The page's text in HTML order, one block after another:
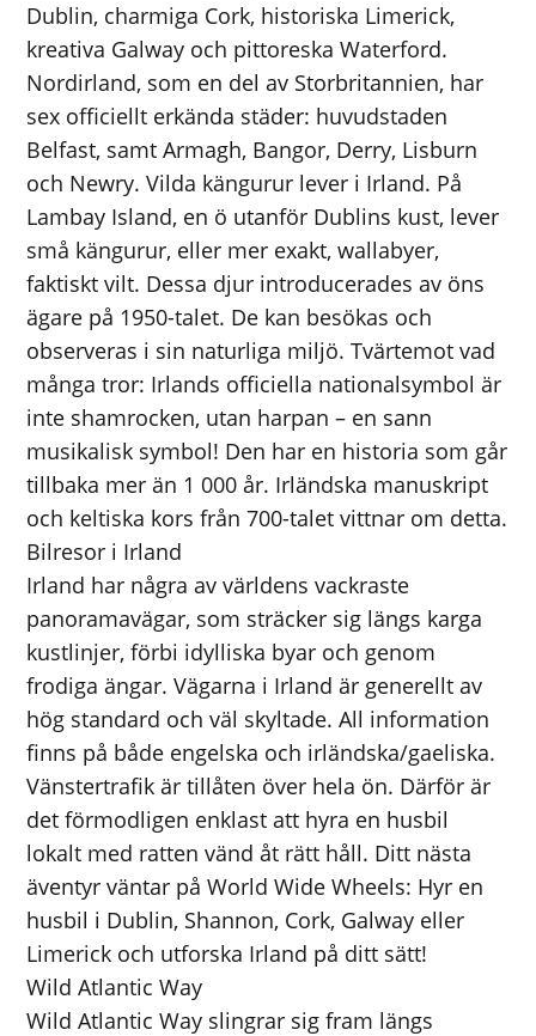
Dublin, charmiga Cork, historiska Limerick,
kreativa Galway och pittoreska Waterford.
Nordirland, som en del av Storbritannien, har
sex officiellt erkända städer: huvudstaden
Belfast, samt Armagh, Bangor, Derry, Lisburn
och Newry. Vilda kängurur lever i Irland. På
Lambay Island, en ö utanför Dublins kust, lever
små kängurur, eller mer exakt, wallabyer,
faktiskt vilt. Dessa djur introducerades av öns
ägare på 1950-talet. De kan besökas och
observeras i sin naturliga miljö. Tvärtemot vad
många tror: Irlands officiella nationalsymbol är
inte shamrocken, utan harpan – en sann
musikalisk symbol! Den har en historia som går
tillbaka mer än 1 000 år. Irländska manuskript
och keltiska kors från 700-talet vittnar om detta.
Bilresor i Irland
Irland har några av världens vackraste
panoramavägar, som sträcker sig längs karga
kustlinjer, förbi idylliska byar och genom
frodiga ängar. Vägarna i Irland är generellt av
hög standard och väl skyltade. All information
finns på både engelska och irländska/gaeliska.
Vänstertrafik är tillåten över hela ön. Därför är
det förmodligen enklast att hyra en husbil
lokalt med ratten vänd åt rätt håll. Ditt nästa
äventyr väntar på World Wide Wheels: Hyr en
husbil i Dublin, Shannon, Cork, Galway eller
Limerick och utforska Irland på ditt sätt!
Wild Atlantic Way
Wild Atlantic Way slingrar sig fram längs